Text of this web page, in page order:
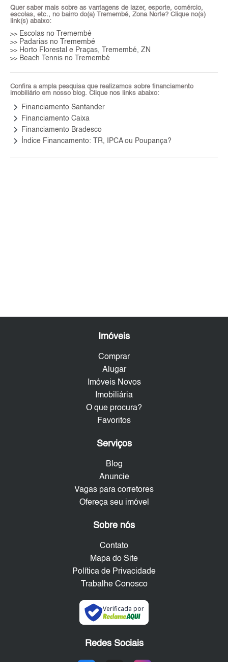
Quer saber mais sobre as vantagens de lazer, esporte, comércio,
escolas, etc., no bairro do(a) Tremembé, Zona Norte? Clique no(s)
link(s) abaixo:
>> Escolas no Tremembé
>> Padarias no Tremembé
>> Horto Florestal e Praças, Tremembé, ZN
>> Beach Tennis no Tremembé
Confira a ampla pesquisa que realizamos sobre financiamento
imobiliário em nosso blog. Clique nos links abaixo:
keyboard_arrow_right Financiamento Santander
keyboard_arrow_right Financiamento Caixa
keyboard_arrow_right Financiamento Bradesco
keyboard_arrow_right Índice Financamento: TR, IPCA ou Poupança?
Imóveis
Comprar
Alugar
Imóveis Novos
Imobiliária
O que procura?
Favoritos
Serviços
Blog
Anuncie
Vagas para corretores
Ofereça seu imóvel
Sobre nós
Contato
Mapa do Site
Política de Privacidade
Trabalhe Conosco
Verificada por
Redes Sociais